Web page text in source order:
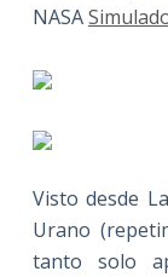
NASA
Visto desde
Urano
tanto solo